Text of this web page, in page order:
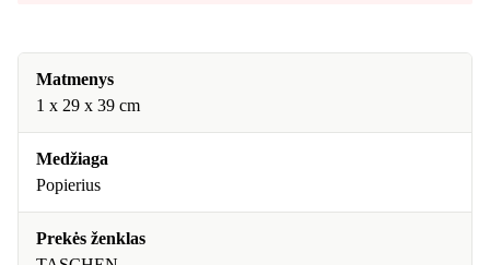
Matmenys
1 x 29 x 39 cm
Medžiaga
Popierius
Prekės ženklas